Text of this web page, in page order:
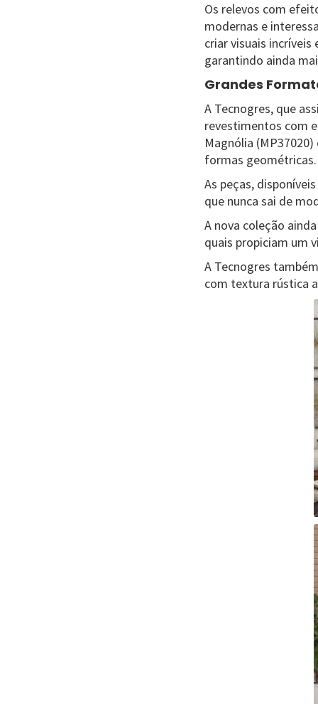
Os relevos com
modernas e
criar visuais
garantindo ainda
Grandes
A Tecnogres, que
revestimentos com
Magnólia
formas geométricas.
As peças,
que nunca sai de
A nova coleção
quais propiciam um
A Tecnogres
com textura rústica